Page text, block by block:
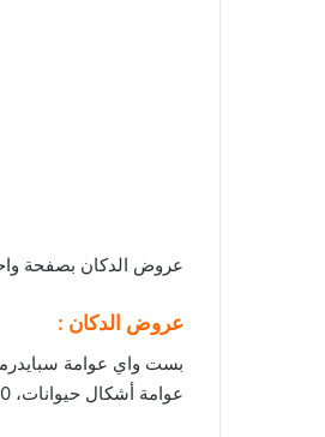
عروض الدكان بصفحة واحدة اليوم 28 يوليو 2024 عروض يوميا
عروض الدكان :
عوامة أشكال حيوانات، 60*4 سم . بست واي عوامة يونيكورن – 119 سم . بست واي كورة بحر، 51 سم – (ألوان متنوعة)